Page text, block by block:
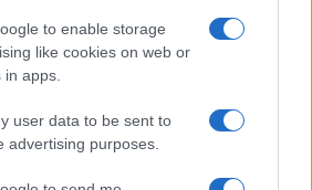
to enable storage
like cookies on web or
apps.
user data to be sent to
advertising purposes.